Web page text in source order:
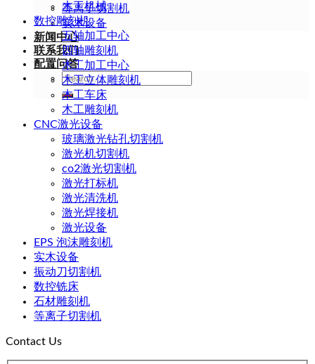
等离子切割机
实木设备
新闻中心
联系我们
配置问答
Search
for:
木工机械
数控雕刻机
五轴加工中心
四轴雕刻机
木工加工中心
木工立体雕刻机
木工车床
木工雕刻机
CNC激光设备
玻璃激光钻孔切割机
激光机切割机
co2激光切割机
激光打标机
激光清洗机
激光焊接机
激光设备
EPS 泡沫雕刻机
实木设备
振动刀切割机
数控铣床
石材雕刻机
等离子切割机
Contact Us